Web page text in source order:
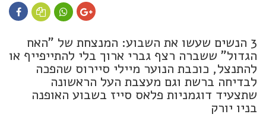
3 הנשים שעשו את השבוע: המנצחת של "האח
הגדול" ששברה רצף גברי ארוך בלי להתייפייף או
להתנצל, כוכבת הנוער מיילי סיירוס שהפכה
לבדיחה ברשת וגם מעצבת העל הראשונה
שתצעיד דוגמניות פלאס סייז בשבוע האופנה
בניו יורק